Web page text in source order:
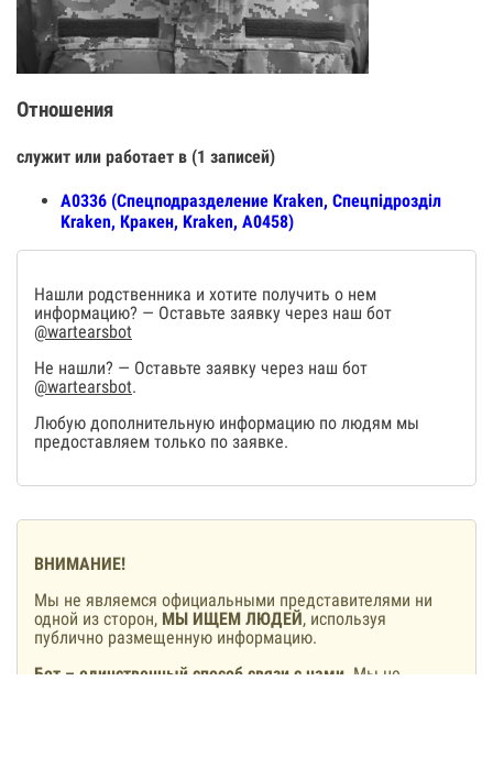
Отношения
служит или работает в (1 записей)
А0336 (Спецподразделение Kraken, Спецпiдроздiл
Kraken, Кракен, Kraken, А0458)
Нашли родственника и хотите получить о нем
информацию? — Оставьте заявку через наш бот
@wartearsbot
Не нашли? — Оставьте заявку через наш бот
@wartearsbot.
Любую дополнительную информацию по людям мы
предоставляем только по заявке.
ВНИМАНИЕ!
Мы не являемся официальными представителями ни
одной из сторон, МЫ ИЩЕМ ЛЮДЕЙ, используя
публично размещенную информацию.
Бот – единственный способ связи с нами . Мы не